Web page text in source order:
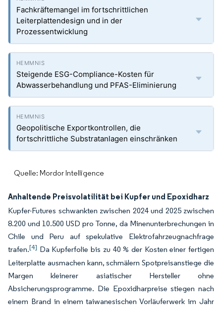
Fachkräftemangel im fortschrittlichen
Leiterplattendesign und in der
Prozessentwicklung
Steigende ESG-Compliance-Kosten für
Abwasserbehandlung und PFAS-Eliminierung
Geopolitische Exportkontrollen, die
fortschrittliche Substratanlagen einschränken
Quelle: Mordor Intelligence
Anhaltende Preisvolatilität bei Kupfer und Epoxidharz
Kupfer-Futures schwankten zwischen 2024 und 2025 zwischen
8.200 und 10.500 USD pro Tonne, da Minenunterbrechungen in
Chile und Peru auf spekulative Elektrofahrzeugnachfrage
trafen.[4] Da Kupferfolie bis zu 40 % der Kosten einer fertigen
Leiterplatte ausmachen kann, schmälern Spotpreisanstiege die
Margen kleinerer asiatischer Hersteller ohne
Absicherungsprogramme. Die Epoxidharpreise stiegen nach
einem Brand in einem taiwanesischen Vorläuferwerk im Jahr